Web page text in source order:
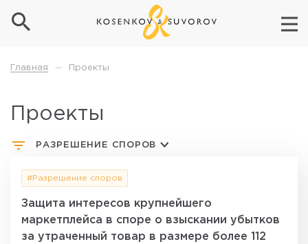
Главная — Проекты
Проекты
РАЗРЕШЕНИЕ СПОРОВ
#Разрешение споров
Защита интересов крупнейшего
маркетплейса в споре о взыскании убытков
за утраченный товар в размере более 112